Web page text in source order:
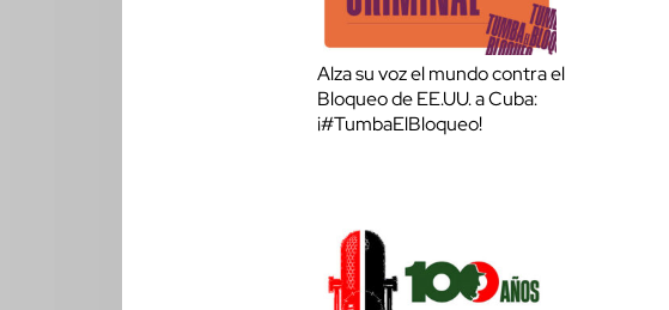
Alza su voz el mundo contra el
Bloqueo de EE.UU. a Cuba:
¡#TumbaElBloqueo!